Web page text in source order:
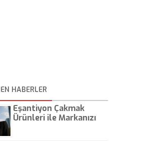
HABERLER
Eşantiyon Çakmak
Ürünleri ile Markanızı